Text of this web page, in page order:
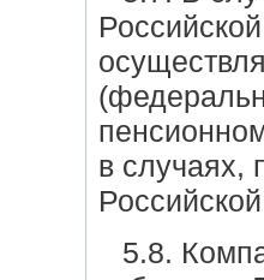
в случаях,
5.8.